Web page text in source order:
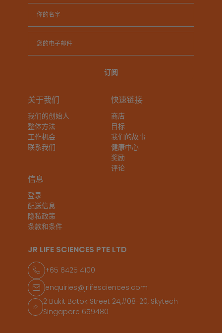
关于我们
我们的创始人
整体方法
工作机会
联系我们
快速链接
商店
目标
我们的故事
健康中心
奖励
评论
信息
登录
配送信息
隐私政策
条款和条件
JR LIFE SCIENCES PTE LTD
+65 6425 4100
enquiries@jrlifesciences.com
2 Bukit Batok Street 24,#08-20, Skytech
Singapore 659480